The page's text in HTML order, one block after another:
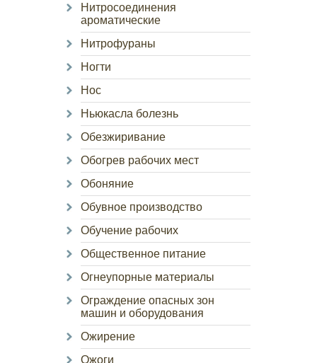
Нитросоединения
ароматические
Нитрофураны
Ногти
Нос
Ньюкасла болезнь
Обезжиривание
Обогрев рабочих мест
Обоняние
Обувное производство
Обучение рабочих
Общественное питание
Огнеупорные материалы
Ограждение опасных зон
машин и оборудования
Ожирение
Ожоги